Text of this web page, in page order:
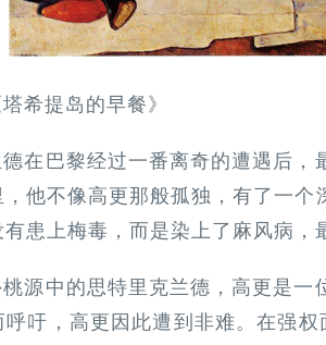
希提岛的早餐》
在巴黎经过一番离奇的遭遇后
他不像高更那般孤独，有了一
患上梅毒，而是染上了麻风病，
桃源中的思特里克兰德，高更是
吁，高更因此遭到非难。在强